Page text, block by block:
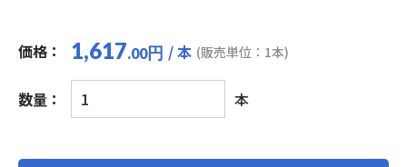
価格： 1,617.00円 / 本 (販売単位：1本)
数量：
ス
ー
ー
本